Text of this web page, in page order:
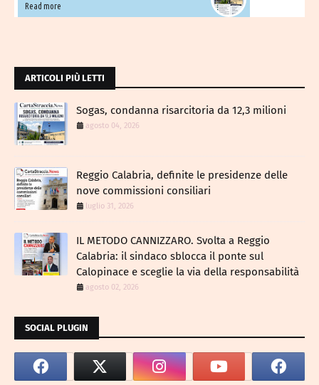
Read more
ARTICOLI PIÙ LETTI
Sogas, condanna risarcitoria da 12,3 milioni
agosto 04, 2026
Reggio Calabria, definite le presidenze delle
nove commissioni consiliari
luglio 31, 2026
IL METODO CANNIZZARO​. Svolta a Reggio
Calabria: il sindaco sblocca il ponte sul
Calopinace e sceglie la via della responsabilità
agosto 02, 2026
SOCIAL PLUGIN